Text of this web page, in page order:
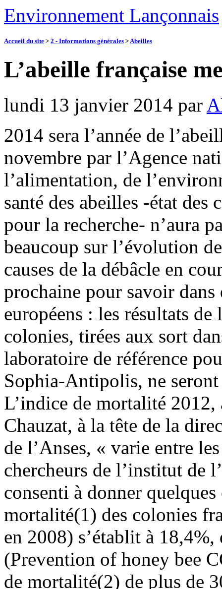
Environnement Lançonnais
Accueil du site > 2 - Informations générales >Abeilles
L’abeille française
lundi 13 janvier 2014 par
2014 sera l’année de
novembre par l’Agence
l’alimentation, de
santé des abeilles -état des
pour la recherche- n’aura
beaucoup sur l’évolution
causes de la débâcle en
prochaine pour savoir
européens : les résultats de
colonies, tirées aux sort
laboratoire de référence
Sophia-Antipolis, ne
L’indice de mortalité
Chauzat, à la tête de la
de l’Anses, « varie entre
chercheurs de l’institut de
consenti à donner
mortalité(1) des colonies
en 2008) s’établit à 18,4%,
(Prevention of honey bee
de mortalité(2) de plus de